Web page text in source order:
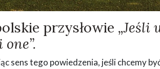
przysłowie „Jeśli
sens tego powiedzenia, jeśli chcemy